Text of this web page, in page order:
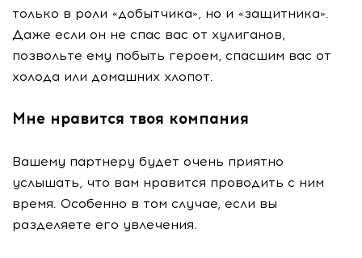
только в роли «добытчика», но и «защитника».
Даже если он не спас вас от хулиганов,
позвольте ему побыть героем, спасшим вас от
холода или домашних хлопот.
Мне нравится твоя компания
Вашему партнеру будет очень приятно
услышать, что вам нравится проводить с ним
время. Особенно в том случае, если вы
разделяете его увлечения.